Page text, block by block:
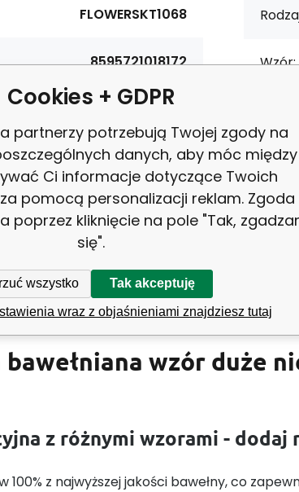
FLOWERSKT1068
8595721018172
Bawełna 100%
125 g/m2
160 cm
Wzór:
bawełniana wzór duże
z różnymi wzorami - dodaj
100% z najwyższej jakości bawełny, co
Cookies + GDPR
partnerzy potrzebują Twojej zgody na
danych, aby móc między
Ci informacje dotyczące Twoich
pomocą personalizacji reklam. Zgoda
poprzez kliknięcie na pole "Tak,
się".
wszystko Tak akceptuję
wraz z objaśnieniami znajdziesz tutaj